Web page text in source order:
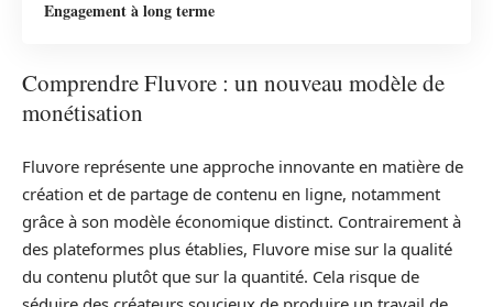
Engagement à long terme
Comprendre Fluvore : un nouveau modèle de
monétisation
Fluvore représente une approche innovante en matière de
création et de partage de contenu en ligne, notamment
grâce à son modèle économique distinct. Contrairement à
des plateformes plus établies, Fluvore mise sur la qualité
du contenu plutôt que sur la quantité. Cela risque de